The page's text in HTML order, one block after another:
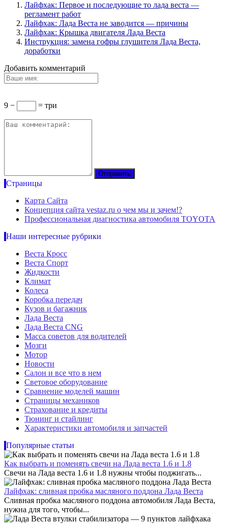
Лайфхак: Первое и последующие то лада веста —
регламент работ
Лайфхак: Лада Веста не заводится — причины
Лайфхак: Крышка двигателя Лада Веста
Инструкция: замена гофры глушителя Лада Веста,
доработки
Добавить комментарий
9 − = три
Страницы
Карта Сайта
Концепция сайта vestaz.ru о чем мы и зачем!?
Профессиональная диагностика автомобиля TOYOTA
Наши интересные рубрики
Веста Кросс
Веста Спорт
Жидкости
Климат
Колеса
Коробка передач
Кузов и багажник
Лада Веста
Лада Веста CNG
Масса советов для водителей
Мозги
Мотор
Новости
Салон и все что в нем
Световое оборудование
Сравнение моделей машин
Страницы механиков
Страхование и кредиты
Тюнинг и стайлинг
Характеристики автомобиля и запчастей
Популярные статьи
Как выбрать и поменять свечи на Лада веста 1.6 и 1.8
Свечи на Лада веста 1.6 и 1.8 нужны чтобы поджигать...
Лайфхак: сливная пробка масляного поддона Лада Веста
Сливная пробка масляного поддона автомобиля Лада Веста,
нужна для того, чтобы...